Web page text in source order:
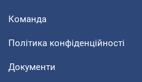
Команда
Політика конфіденційності
Документи